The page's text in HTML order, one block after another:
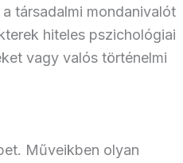
társadalmi mondanivalót
hiteles pszichológiai
vagy valós történelmi
Műveikben olyan